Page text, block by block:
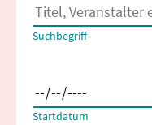
Es erscheinen
Suchbegriff
Startdatum